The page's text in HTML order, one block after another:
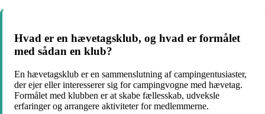
Hvad er en hævetagsklub, og hvad er formålet
med sådan en klub?
En hævetagsklub er en sammenslutning af campingentusiaster,
der ejer eller interesserer sig for campingvogne med hævetag.
Formålet med klubben er at skabe fællesskab, udveksle
erfaringer og arrangere aktiviteter for medlemmerne.